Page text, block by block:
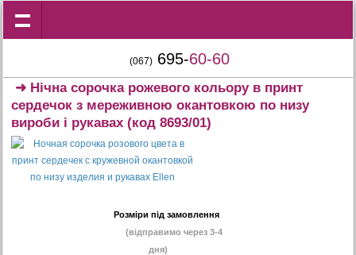
(067) 695-60-60
➜ Нічна сорочка рожевого кольору в принт
сердечок з мереживною окантовкою по низу
вироби і рукавах (код 8693/01)
Розміри під замовлення
(відправимо через 3-4
дня)